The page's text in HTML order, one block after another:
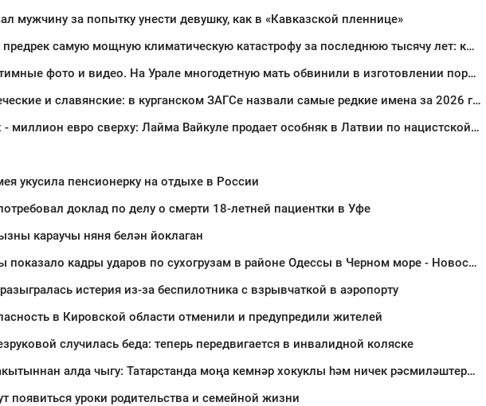
мужчину за попытку унести девушку, как в «Кавказской пленнице»
Метеоролог предрек самую мощную климатическую катастрофу за последнюю тысячу лет: когда всё начнется
Снимает интимные фото и видео. На Урале многодетную мать обвинили в изготовлении порнографии
Тренд на греческие и славянские: в курганском ЗАГСе назвали самые редкие имена за 2026 год
Для русских - миллион евро сверху: Лайма Вайкуле продает особняк в Латвии по нацистской логике
укусила пенсионерку на отдыхе в России
доклад по делу о смерти 18-летней пациентки в Уфе
караучы няня белән йоклаган
Минобороны показало кадры ударов по сухогрузам в районе Одессы в Черном море - Новости на Вести.ru
истерия из-за беспилотника с взрывчаткой в аэропорту
в Кировской области отменили и предупредили жителей
случилась беда: теперь передвигается в инвалидной коляске
Пенсиягә вакытыннан алда чыгу: Татарстанда моңа кемнәр хокуклы һәм ничек рәсмиләштерергә
появиться уроки родительства и семейной жизни